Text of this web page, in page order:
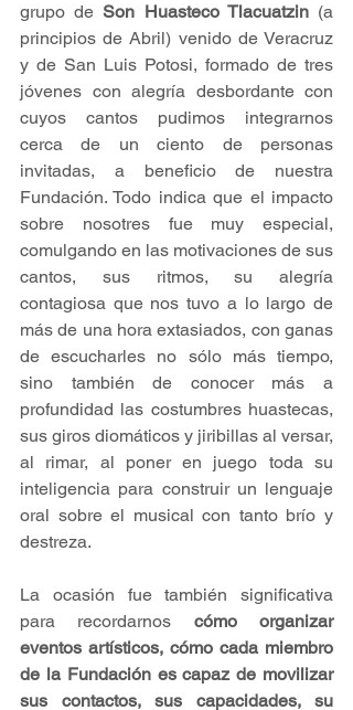
grupo de Son Huasteco Tlacuatzin (a
principios de Abril) venido de Veracruz
y de San Luis Potosi, formado de tres
jóvenes con alegría desbordante con
cuyos cantos pudimos integrarnos
cerca de un ciento de personas
invitadas, a beneficio de nuestra
Fundación. Todo indica que el impacto
sobre nosotres fue muy especial,
comulgando en las motivaciones de sus
cantos, sus ritmos, su alegría
contagiosa que nos tuvo a lo largo de
más de una hora extasiados, con ganas
de escucharles no sólo más tiempo,
sino también de conocer más a
profundidad las costumbres huastecas,
sus giros diomáticos y jiribillas al versar,
al rimar, al poner en juego toda su
inteligencia para construir un lenguaje
oral sobre el musical con tanto brío y
destreza.
La ocasión fue también significativa
para recordarnos cómo organizar
eventos artísticos, cómo cada miembro
de la Fundación es capaz de movilizar
sus contactos, sus capacidades, su